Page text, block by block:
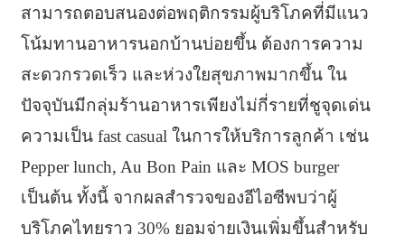
สามารถตอบสนองต่อพฤติกรรมผู้บริโภคที่มีแนว
โน้มทานอาหารนอกบ้านบ่อยขึ้น ต้องการความ
สะดวกรวดเร็ว และห่วงใยสุขภาพมากขึ้น ใน
ปัจจุบันมีกลุ่มร้านอาหารเพียงไม่กี่รายที่ชูจุดเด่น
ความเป็น fast casual ในการให้บริการลูกค้า เช่น
Pepper lunch, Au Bon Pain และ MOS burger
เป็นต้น ทั้งนี้ จากผลสำรวจของอีไอซีพบว่าผู้
บริโภคไทยราว 30% ยอมจ่ายเงินเพิ่มขึ้นสำหรับ